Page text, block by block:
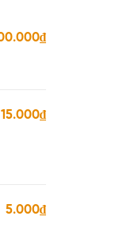
15.000₫
5.000₫